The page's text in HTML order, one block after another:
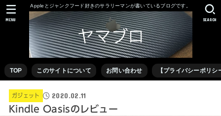
Appleとジャンクフード好きのサラリーマンが書いているブログです。
TOP このサイトについて お問い合わせ 【プライバシーポリシ
SEARCH
MENU
ガジェット 2020.02.11
Kindle Oasisのレビュー